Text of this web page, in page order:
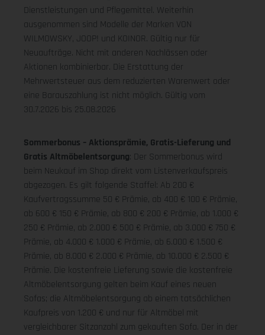
Dienstleistungen und Pflegemittel. Weiterhin
ausgenommen sind Modelle der Marken VON
WILMOWSKY, JOOP! und KOINOR. Gültig nur für
Neuaufträge. Nicht mit anderen Nachlässen oder
Aktionen kombinierbar. Die Erstattung der
Mehrwertsteuer aus dem reduzierten Warenwert oder
eine Barauszahlung ist nicht möglich. Gültig vom
30.7.2026 bis 25.08.2026
Sommerbonus – Aktionsprämie, Gratis-Lieferung und
Gratis Altmöbelentsorgung: Der Sommerbonus wird
beim Neukauf im Shop direkt vom Listenverkaufspreis
abgezogen. Es gilt folgende Staffel: Ab 200 €
Kaufvertragssumme 50 € Prämie, ab 400 € 100 € Prämie,
ab 600 € 150 € Prämie, ab 800 € 200 € Prämie, ab 1.000 €
250 € Prämie, ab 2.000 € 500 € Prämie, ab 3.000 € 750 €
Prämie, ab 4.000 € 1.000 € Prämie, ab 6.000 € 1.500 €
Prämie, ab 8.000 € 2.000 € Prämie, ab 10.000 € 2.500 €
Prämie. Die kostenfreie Lieferung sowie die kostenfreie
Altmöbelentsorgung gelten beim Kauf eines neuen
Sofas; die Altmöbelentsorgung ab einem tatsächlichen
Kaufpreis von 1.200 € und nur für Altmöbel mit
vergleichbarer Sitzanzahl zum gekauften Sofa. Der in der